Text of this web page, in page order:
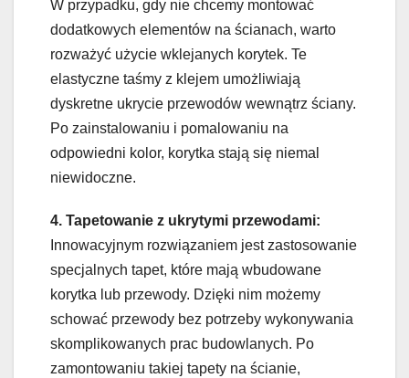
W przypadku, gdy nie chcemy montować
dodatkowych elementów na ścianach, warto
rozważyć użycie wklejanych korytek. Te
elastyczne taśmy z klejem umożliwiają
dyskretne ukrycie przewodów wewnątrz ściany.
Po zainstalowaniu i pomalowaniu na
odpowiedni kolor, korytka stają się niemal
niewidoczne.
4. Tapetowanie z ukrytymi przewodami:
Innowacyjnym rozwiązaniem jest zastosowanie
specjalnych tapet, które mają wbudowane
korytka lub przewody. Dzięki nim możemy
schować przewody bez potrzeby wykonywania
skomplikowanych prac budowlanych. Po
zamontowaniu takiej tapety na ścianie,